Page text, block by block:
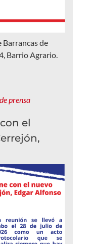
Barrancas de
Barrio Agrario.
prensa
el